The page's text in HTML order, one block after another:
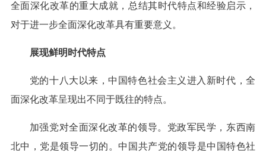
全面深化改革的重大成就，总结其时代特点和经验启示，
对于进一步全面深化改革具有重要意义。
展现鲜明时代特点
党的十八大以来，中国特色社会主义进入新时代，全
面深化改革呈现出不同于既往的特点。
加强党对全面深化改革的领导。党政军民学，东西南
北中，党是领导一切的。中国共产党的领导是中国特色社